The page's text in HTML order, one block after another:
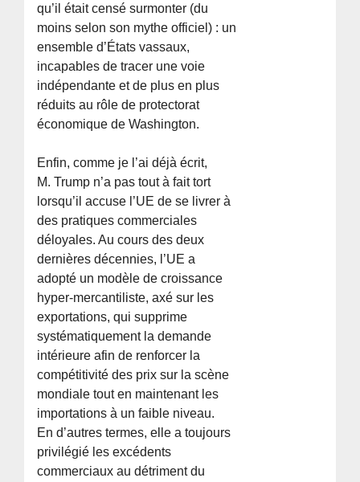
qu’il était censé surmonter (du
moins selon son mythe officiel) : un
ensemble d’États vassaux,
incapables de tracer une voie
indépendante et de plus en plus
réduits au rôle de protectorat
économique de Washington.
Enfin, comme je l’ai déjà écrit,
M. Trump n’a pas tout à fait tort
lorsqu’il accuse l’UE de se livrer à
des pratiques commerciales
déloyales. Au cours des deux
dernières décennies, l’UE a
adopté un modèle de croissance
hyper-mercantiliste, axé sur les
exportations, qui supprime
systématiquement la demande
intérieure afin de renforcer la
compétitivité des prix sur la scène
mondiale tout en maintenant les
importations à un faible niveau.
En d’autres termes, elle a toujours
privilégié les excédents
commerciaux au détriment du